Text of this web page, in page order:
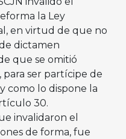
la Ley
en virtud de que no
dictamen
que se omitió
ser partícipe de
como lo dispone la
30.
invalidaron el
de forma, fue